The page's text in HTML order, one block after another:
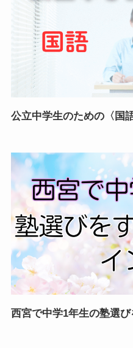
公立中学生のための〈国
西宮で中学1年生の塾選